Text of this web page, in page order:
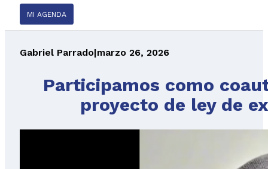
MI AGENDA
Gabriel Parrado|marzo 26, 2026
Participamos como
proyecto de ley de